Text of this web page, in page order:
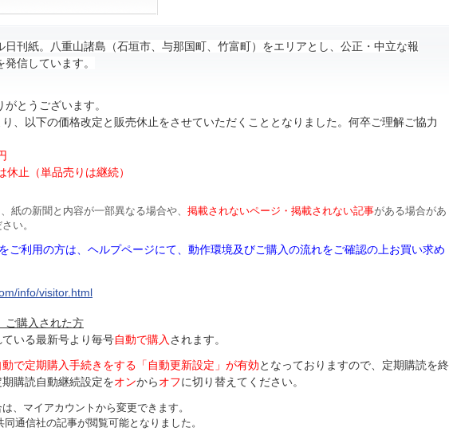
日刊紙。八重山諸島（石垣市、与那国町、竹富町）をエリアとし、公正・中立な報
信しています。
とうございます。
、以下の価格改定と販売休止をさせていただくこととなりました。何卒ご理解ご協力
休止（単品売りは継続）
紙の新聞と内容が一部異なる場合や、 掲載されないページ・掲載されない記事がある場合があ
い。
ご利用の方は、ヘルプページにて、動作環境及びご購入の流れをご確認の上お買い求め
info/visitor.html
ご購入された方
いる最新号より毎号自動で購入 されます。
動で定期購入手続きをする「自動更新設定」が有効となっておりますので、定期購読を終
購読自動継続設定をオンからオフに切り替えてください。
、マイアカウントから変更できます。
通信社の記事が閲覧可能となりました。